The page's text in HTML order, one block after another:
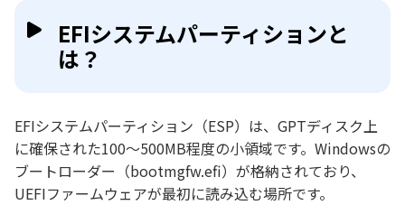
EFIシステムパーティションと
は？
EFIシステムパーティション（ESP）は、GPTディスク上
に確保された100〜500MB程度の小領域です。Windowsの
ブートローダー（bootmgfw.efi）が格納されており、
UEFIファームウェアが最初に読み込む場所です。